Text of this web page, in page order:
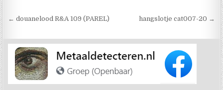
Berichtnavigatie
← douanelood R&A 109 (PAREL) hangslotje cat007-20 →